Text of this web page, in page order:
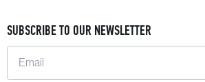
SUBSCRIBE TO OUR NEWSLETTER
Email